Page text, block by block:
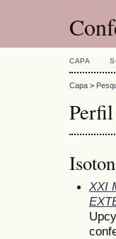
CAPA
Capa >
XXI